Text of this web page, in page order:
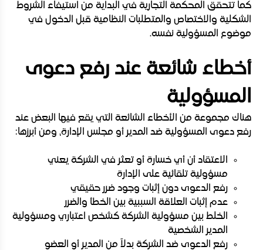
كما تتحقق المحكمة التجارية في البداية من استيفاء الشروط
الشكلية والاختصاص والمتطلبات النظامية قبل الدخول في
موضوع المسؤولية نفسه.
أخطاء شائعة عند رفع دعوى
المسؤولية
هناك مجموعة من الأخطاء الشائعة التي يقع فيها البعض عند
رفع دعوى المسؤولية ضد المدير أو مجلس الإدارة، ومن أبرزها:
الاعتقاد أن أي خسارة أو تعثر في الشركة يعني
مسؤولية تلقائية على الإدارة
رفع الدعوى دون إثبات وجود ضرر حقيقي
عدم إثبات العلاقة السببية بين الخطأ والضرر
الخلط بين مسؤولية الشركة كشخص اعتباري ومسؤولية
المدير الشخصية
رفع الدعوى ضد الشركة بدلاً من المدير أو العضو